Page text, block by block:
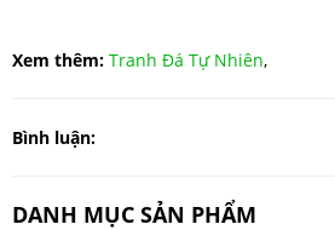
Xem thêm: Tranh Đá Tự Nhiên,
Bình luận:
DANH MỤC SẢN PHẨM